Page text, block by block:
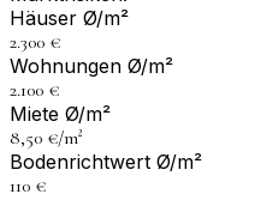
Häuser Ø/m²
2.300 €
Wohnungen Ø/m²
2.100 €
Miete Ø/m²
8,50 €/m²
Bodenrichtwert Ø/m²
110 €